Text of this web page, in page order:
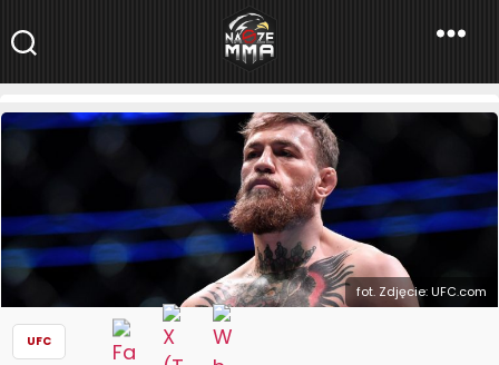
NaszeMMA
NaszeMMA.pl»Aktualności»Świat»UFC»UFC 246 najchętniej
kupowanym PPV w 2020 roku – zdradza McGregor
fot. Zdjęcie: UFC.com
UFC